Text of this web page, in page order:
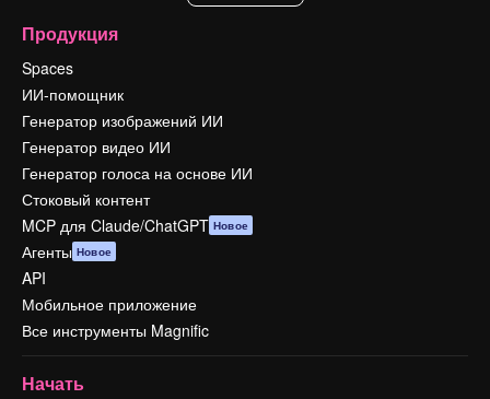
Продукция
Spaces
ИИ-помощник
Генератор изображений ИИ
Генератор видео ИИ
Генератор голоса на основе ИИ
Стоковый контент
MCP для Claude/ChatGPT Новое
Агенты Новое
API
Мобильное приложение
Все инструменты Magnific
Начать